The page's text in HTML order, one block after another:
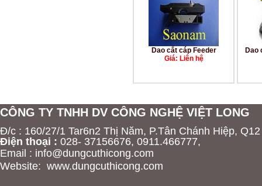
Dao cắt cáp Feeder
Giá: Liên hệ
Dao
CÔNG TY TNHH DV CÔNG NGHỆ VIỆT LONG
Đ/c : 160/27/1 Tar6n2 Thị Năm, P.Tân Chánh Hiệp, Q12
Điện thoại : 028- 37156676, 0911.466777,
Email : info@dungcuthicong.com
Website: www.dungcuthicong.com